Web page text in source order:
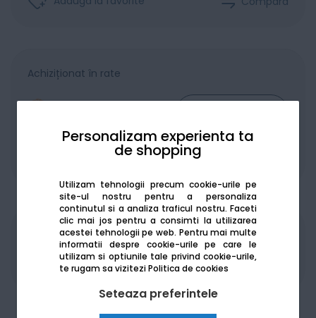
Personalizam experienta ta
de shopping
Utilizam tehnologii precum cookie-urile pe
site-ul nostru pentru a personaliza
continutul si a analiza traficul nostru. Faceti
clic mai jos pentru a consimti la utilizarea
acestei tehnologii pe web. Pentru mai multe
informatii despre cookie-urile pe care le
utilizam si optiunile tale privind cookie-urile,
te rugam sa viziteziPolitica de cookies
Seteaza preferintele
Achiziționat în rate
Lei / lună
Produsele sunt disponibile pe platforma de
achizitii publiceSEAP/SICAP